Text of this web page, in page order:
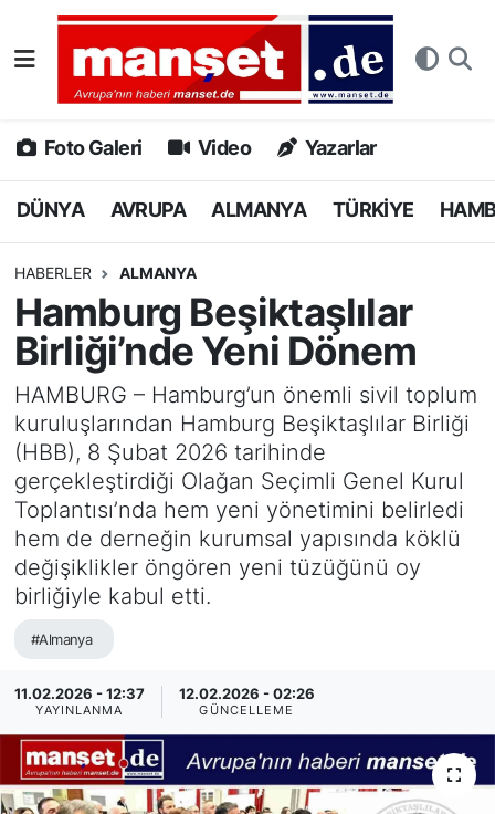
Foto Galeri Video Yazarlar
DÜNYA AVRUPA ALMANYA TÜRKİYE
HABERLER ALMANYA
Hamburg Beşiktaşlılar
Birliği’nde Yeni Dönem
HAMBURG – Hamburg’un önemli sivil toplum
kuruluşlarından Hamburg Beşiktaşlılar Birliği
(HBB), 8 Şubat 2026 tarihinde
gerçekleştirdiği Olağan Seçimli Genel Kurul
Toplantısı’nda hem yeni yönetimini belirledi
hem de derneğin kurumsal yapısında köklü
değişiklikler öngören yeni tüzüğünü oy
birliğiyle kabul etti.
#Almanya
11.02.2026 - 12:37
YAYINLANMA
12.02.2026 - 02:26
GÜNCELLEME
DÜNYA
AVRUPA
ALMANYA
HAMBURG
SPOR
DEUTSCH
EKONOMİ
SİYASET
SAĞLIK
Nöbetçi Eczaneler
Hava Durumu
Namaz Vakitleri
Puan Durumu ve Fikstür
Tüm Manşetler
Son Dakika Haberleri
Haber Arşivi